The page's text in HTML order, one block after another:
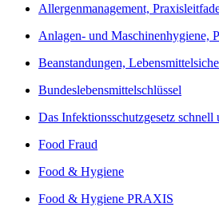
Allergenmanagement,
Anlagen- und Maschinenhygiene,
Beanstandungen,
Bundeslebensmittelschlüssel
Das Infektionsschutzgesetz schnell
Food Fraud
Food & Hygiene
Food & Hygiene PRAXIS